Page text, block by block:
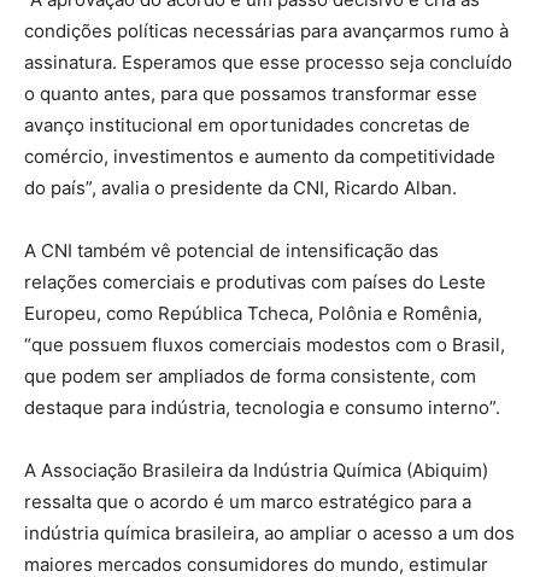
condições políticas necessárias para avançarmos rumo à
assinatura. Esperamos que esse processo seja concluído
o quanto antes, para que possamos transformar esse
avanço institucional em oportunidades concretas de
comércio, investimentos e aumento da competitividade
do país”, avalia o presidente da CNI, Ricardo Alban.
A CNI também vê potencial de intensificação das
relações comerciais e produtivas com países do Leste
Europeu, como República Tcheca, Polônia e Romênia,
“que possuem fluxos comerciais modestos com o Brasil,
que podem ser ampliados de forma consistente, com
destaque para indústria, tecnologia e consumo interno”.
A Associação Brasileira da Indústria Química (Abiquim)
ressalta que o acordo é um marco estratégico para a
indústria química brasileira, ao ampliar o acesso a um dos
maiores mercados consumidores do mundo, estimular